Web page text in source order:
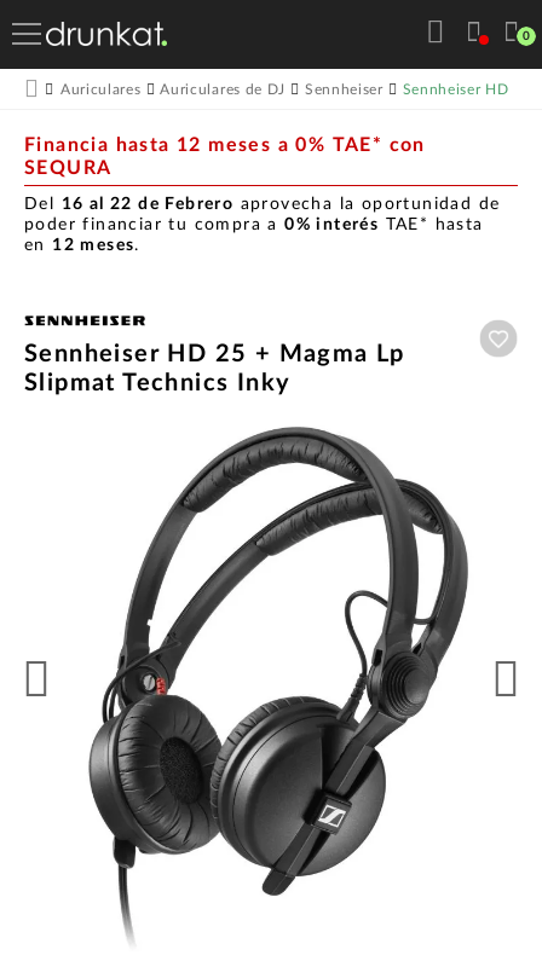
0
Auriculares Auriculares de DJ Sennheiser Sennheiser HD 25
Financia hasta 12 meses a 0% TAE* con
SEQURA
Del 16 al 22 de Febrero aprovecha la oportunidad de
poder financiar tu compra a0% interés TAE* hasta
en 12 meses.
Sennheiser HD 25 + Magma Lp
Slipmat Technics Inky